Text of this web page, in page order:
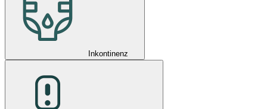
Inkontinenz